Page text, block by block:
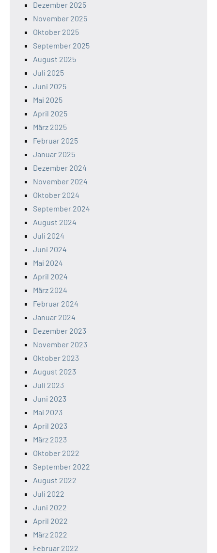
Dezember 2025
November 2025
Oktober 2025
September 2025
August 2025
Juli 2025
Juni 2025
Mai 2025
April 2025
März 2025
Februar 2025
Januar 2025
Dezember 2024
November 2024
Oktober 2024
September 2024
August 2024
Juli 2024
Juni 2024
Mai 2024
April 2024
März 2024
Februar 2024
Januar 2024
Dezember 2023
November 2023
Oktober 2023
August 2023
Juli 2023
Juni 2023
Mai 2023
April 2023
März 2023
Oktober 2022
September 2022
August 2022
Juli 2022
Juni 2022
April 2022
März 2022
Februar 2022